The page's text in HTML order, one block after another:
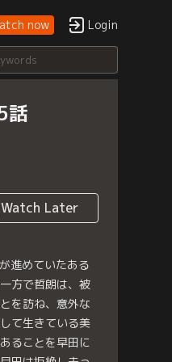
now Login
話
Watch Later
進めていたある
方で哲朗は、被
を訪ね、意外な
て生きている美
ることを早田に